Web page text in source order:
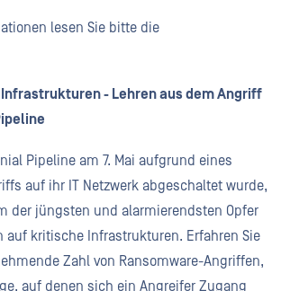
lesen Sie bitte die
- Lehren aus dem Angriff
Pipeline am 7. Mai aufgrund eines
auf ihr IT Netzwerk abgeschaltet wurde,
der jüngsten und alarmierendsten Opfer
auf kritische Infrastrukturen. Erfahren Sie
Zahl von Ransomware-Angriffen,
auf denen sich ein Angreifer Zugang